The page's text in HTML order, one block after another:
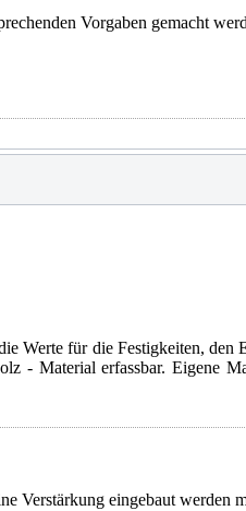
Vorgaben gemacht
Werte für die Festigkeiten,
- Material erfassbar. Eigene
Verstärkung eingebaut werden